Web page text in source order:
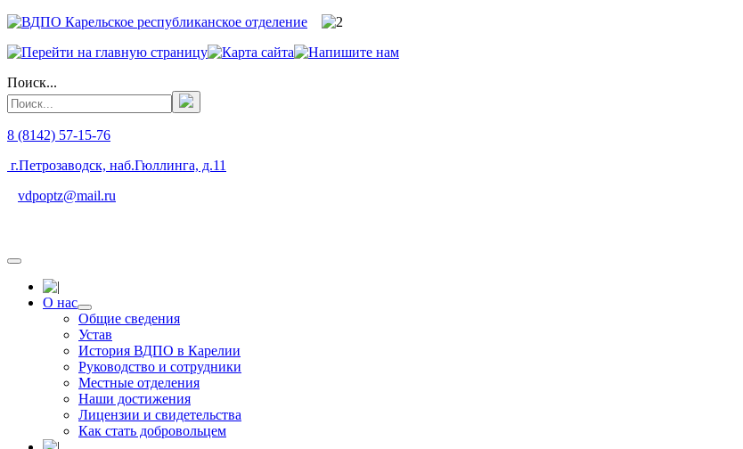
Поиск...
8 (8142) 57-15-76
г.Петрозаводск, наб.Гюллинга, д.11
vdpoptz@mail.ru
О нас
Общие сведения
Устав
История ВДПО в Карелии
Руководство и сотрудники
Местные отделения
Наши достижения
Лицензии и свидетельства
Как стать добровольцем